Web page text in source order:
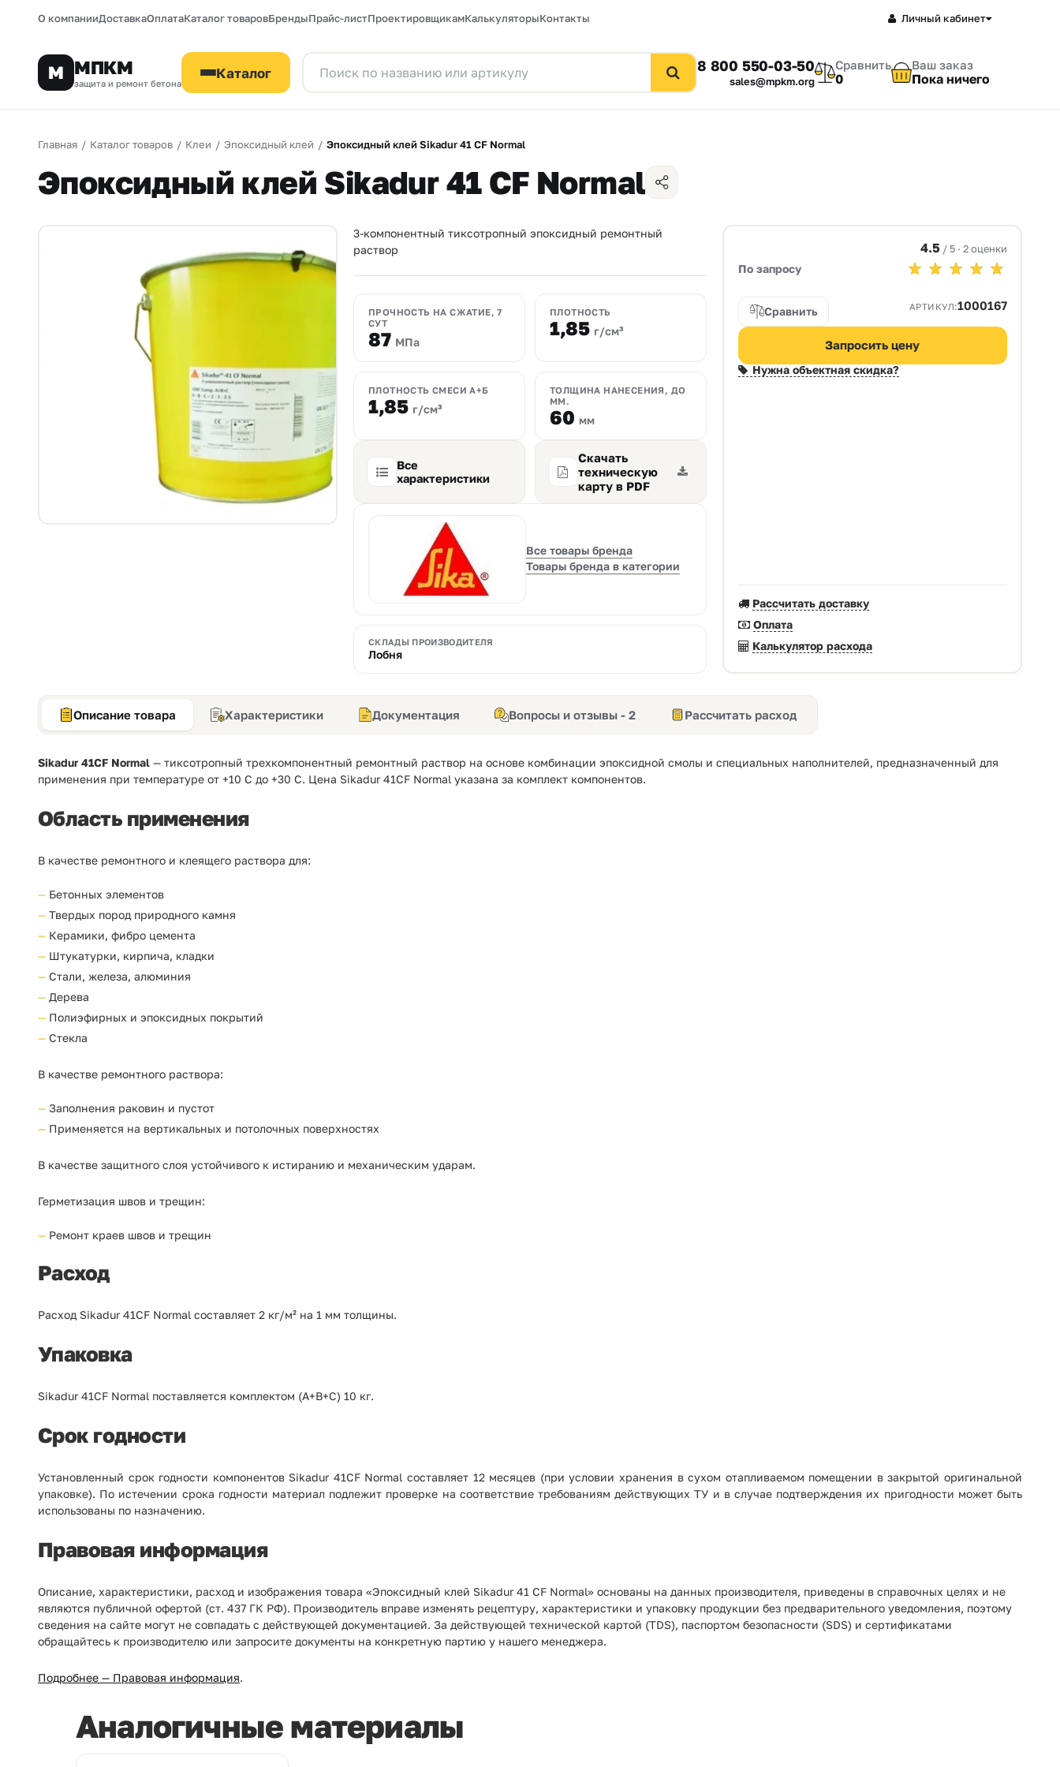
О компанииДоставкаОплатаКаталог товаровБрендыПрайс-листПроектировщикамКалькуляторыКонтакты Личный кабинет
М МПКМ
защита и ремонт бетона
Каталог 8 800 550-03-50
sales@mpkm.org
Сравнить
0
Ваш заказ
Пока ничего
Главная / Каталог товаров / Клеи / Эпоксидный клей / Эпоксидный клей Sikadur 41 CF Normal
Эпоксидный клей Sikadur 41 CF Normal
3-компонентный тиксотропный эпоксидный ремонтный
раствор
ПРОЧНОСТЬ НА СЖАТИЕ, 7
СУТ
87 МПа
ПЛОТНОСТЬ
1,85 г/см³
ПЛОТНОСТЬ СМЕСИ А+Б
1,85 г/см³
ТОЛЩИНА НАНЕСЕНИЯ, ДО
ММ.
60 мм
Все
характеристики
Скачать
техническую
карту в PDF
Все товары бренда
Товары бренда в категории
СКЛАДЫ ПРОИЗВОДИТЕЛЯ
Лобня
По запросу
4.5 / 5 · 2 оценки
Сравнить АРТИКУЛ:1000167
Запросить цену
Нужна объектная скидка?
Рассчитать доставку
Оплата
Калькулятор расхода
Описание товара Характеристики Документация Вопросы и отзывы - 2 Рассчитать расход
Sikadur 41CF Normal — тиксотропный трехкомпонентный ремонтный раствор на основе комбинации эпоксидной смолы и специальных наполнителей, предназначенный для
применения при температуре от +10 C до +30 C. Цена Sikadur 41CF Normal указана за комплект компонентов.
Область применения
В качестве ремонтного и клеящего раствора для:
Бетонных элементов
Твердых пород природного камня
Керамики, фибро цемента
Штукатурки, кирпича, кладки
Стали, железа, алюминия
Дерева
Полиэфирных и эпоксидных покрытий
Стекла
В качестве ремонтного раствора:
Заполнения раковин и пустот
Применяется на вертикальных и потолочных поверхностях
В качестве защитного слоя устойчивого к истиранию и механическим ударам.
Герметизация швов и трещин:
Ремонт краев швов и трещин
Расход
Расход Sikadur 41CF Normal составляет 2 кг/м² на 1 мм толщины.
Упаковка
Sikadur 41CF Normal поставляется комплектом (А+В+C) 10 кг.
Срок годности
Установленный срок годности компонентов Sikadur 41CF Normal составляет 12 месяцев (при условии хранения в сухом отапливаемом помещении в закрытой оригинальной
упаковке). По истечении срока годности материал подлежит проверке на соответствие требованиям действующих ТУ и в случае подтверждения их пригодности может быть
использованы по назначению.
Правовая информация
Описание, характеристики, расход и изображения товара «Эпоксидный клей Sikadur 41 CF Normal» основаны на данных производителя, приведены в справочных целях и не
являются публичной офертой (ст. 437 ГК РФ). Производитель вправе изменять рецептуру, характеристики и упаковку продукции без предварительного уведомления, поэтому
сведения на сайте могут не совпадать с действующей документацией. За действующей технической картой (TDS), паспортом безопасности (SDS) и сертификатами
обращайтесь к производителю или запросите документы на конкретную партию у нашего менеджера.
Подробнее — Правовая информация.
Аналогичные материалы